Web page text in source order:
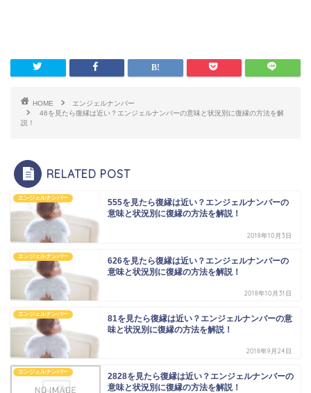
HOME
エンジェルナンバー
46を見たら復縁は近い？エンジェルナンバーの意味と状況別に復縁の方法を解
説！
RELATED POST
エンジェルナンバー
555を見たら復縁は近い？エンジェルナンバーの
意味と状況別に復縁の方法を解説！
2018年10月3日
エンジェルナンバー
626を見たら復縁は近い？エンジェルナンバーの
意味と状況別に復縁の方法を解説！
2018年10月31日
エンジェルナンバー
81を見たら復縁は近い？エンジェルナンバーの意
味と状況別に復縁の方法を解説！
2018年9月24日
エンジェルナンバー
2828を見たら復縁は近い？エンジェルナンバーの
意味と状況別に復縁の方法を解説！